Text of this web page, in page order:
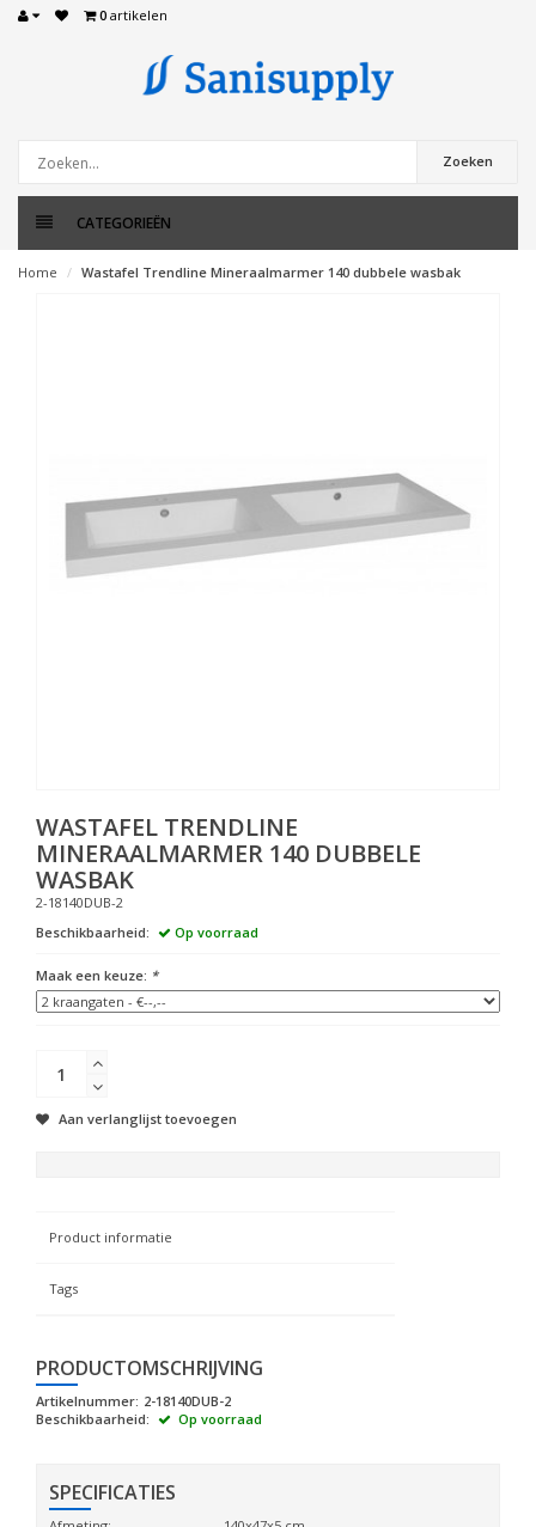
0 artikelen
Zoeken
CATEGORIEËN
Home Wastafel Trendline Mineraalmarmer 140 dubbele wasbak
WASTAFEL TRENDLINE
MINERAALMARMER 140 DUBBELE
WASBAK
2-18140DUB-2
Beschikbaarheid:
Op voorraad
Maak een keuze: *
Aan verlanglijst toevoegen
Product informatie
Tags
PRODUCTOMSCHRIJVING
Artikelnummer: 2-18140DUB-2
Beschikbaarheid:
Op voorraad
SPECIFICATIES